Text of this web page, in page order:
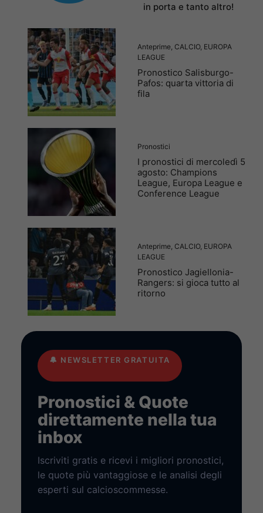
in porta e tanto altro!
Anteprime, CALCIO, EUROPA
LEAGUE
Pronostico Salisburgo-
Pafos: quarta vittoria di
fila
Pronostici
I pronostici di mercoledì 5
agosto: Champions
League, Europa League e
Conference League
Anteprime, CALCIO, EUROPA
LEAGUE
Pronostico Jagiellonia-
Rangers: si gioca tutto al
ritorno
🔔 NEWSLETTER GRATUITA
Pronostici & Quote
direttamente nella tua
inbox
Iscriviti gratis e ricevi i migliori pronostici,
le quote più vantaggiose e le analisi degli
esperti sul calcioscommesse.